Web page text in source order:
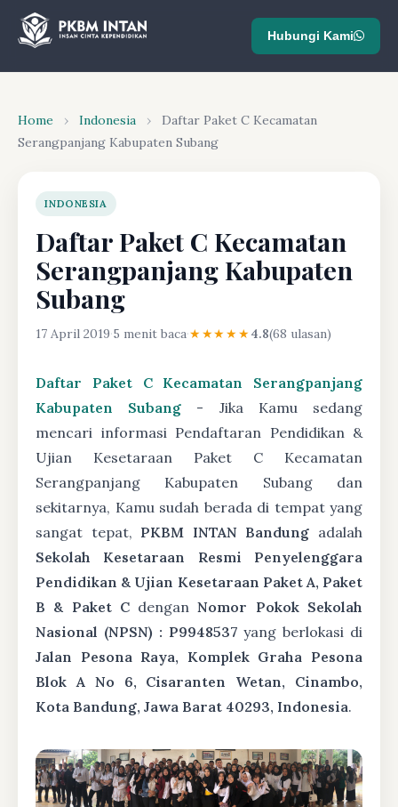
Hubungi Kami
Home › Indonesia ›
Daftar Paket C Kecamatan
Serangpanjang Kabupaten Subang
INDONESIA
Daftar Paket C Kecamatan
Serangpanjang Kabupaten
Subang
17 April 2019·5 menit baca·★★★★★4.8(68 ulasan)
Daftar Paket C Kecamatan Serangpanjang
Kabupaten Subang - Jika Kamu sedang
mencari informasi Pendaftaran Pendidikan &
Ujian Kesetaraan Paket C Kecamatan
Serangpanjang Kabupaten Subang dan
sekitarnya, Kamu sudah berada di tempat yang
sangat tepat, PKBM INTAN Bandung adalah
Sekolah Kesetaraan Resmi Penyelenggara
Pendidikan & Ujian Kesetaraan Paket A, Paket
B & Paket CdenganNomor Pokok Sekolah
Nasional (NPSN) : P9948537 yang berlokasi di
Jalan Pesona Raya, Komplek Graha Pesona
Blok A No 6, Cisaranten Wetan, Cinambo,
Kota Bandung, Jawa Barat 40293, Indonesia.